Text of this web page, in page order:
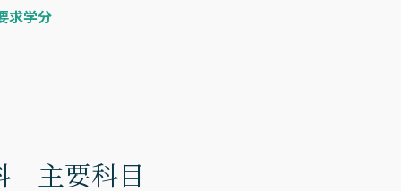
求学分
主要科目